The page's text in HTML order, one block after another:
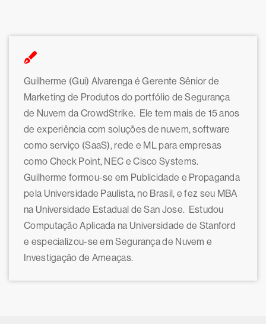
Guilherme (Gui) Alvarenga é Gerente Sênior de
Marketing de Produtos do portfólio de Segurança
de Nuvem da CrowdStrike. Ele tem mais de 15 anos
de experiência com soluções de nuvem, software
como serviço (SaaS), rede e ML para empresas
como Check Point, NEC e Cisco Systems.
Guilherme formou-se em Publicidade e Propaganda
pela Universidade Paulista, no Brasil, e fez seu MBA
na Universidade Estadual de San Jose. Estudou
Computação Aplicada na Universidade de Stanford
e especializou-se em Segurança de Nuvem e
Investigação de Ameaças.